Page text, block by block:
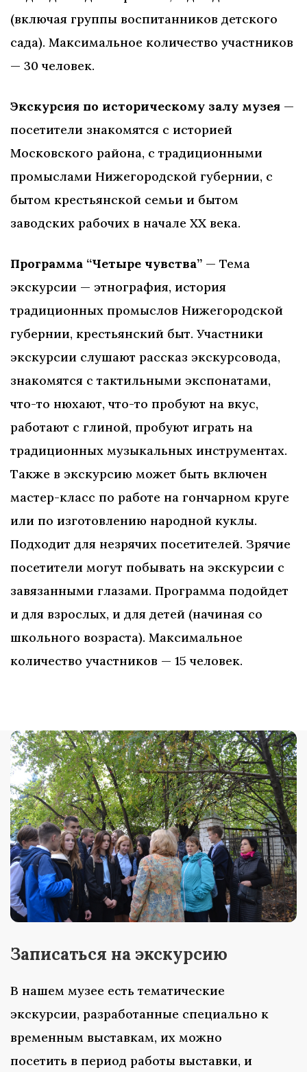
(включая группы воспитанников детского
сада). Максимальное количество участников
— 30 человек.
Экскурсия по историческому залу музея —
посетители знакомятся с историей
Московского района, с традиционными
промыслами Нижегородской губернии, с
бытом крестьянской семьи и бытом
заводских рабочих в начале ХХ века.
Программа “Четыре чувства” — Тема
экскурсии — этнография, история
традиционных промыслов Нижегородской
губернии, крестьянский быт. Участники
экскурсии слушают рассказ экскурсовода,
знакомятся с тактильными экспонатами,
что-то нюхают, что-то пробуют на вкус,
работают с глиной, пробуют играть на
традиционных музыкальных инструментах.
Также в экскурсию может быть включен
мастер-класс по работе на гончарном круге
или по изготовлению народной куклы.
Подходит для незрячих посетителей. Зрячие
посетители могут побывать на экскурсии с
завязанными глазами. Программа подойдет
и для взрослых, и для детей (начиная со
школьного возраста). Максимальное
количество участников — 15 человек.
Записаться на экскурсию
В нашем музее есть тематические
экскурсии, разработанные специально к
временным выставкам, их можно
посетить в период работы выставки, и